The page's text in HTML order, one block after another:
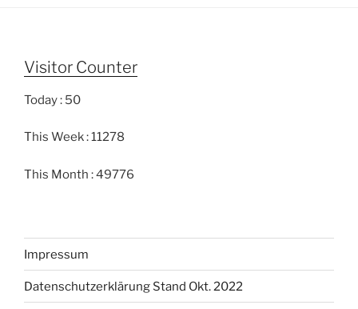
Visitor Counter
Today : 50
This Week : 11278
This Month : 49776
Impressum
Datenschutzerklärung Stand Okt. 2022